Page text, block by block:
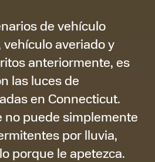
de vehículo
averiado y
anteriormente, es
las luces de
en Connecticut.
no puede simplemente
por lluvia,
porque le apetezca.